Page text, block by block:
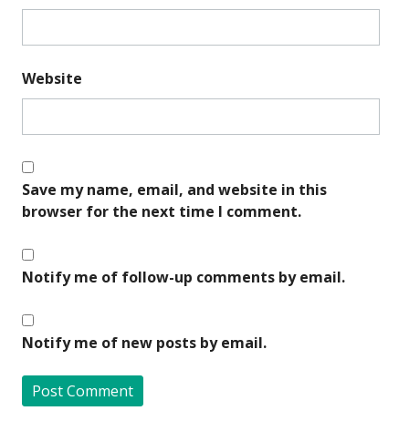
Website
Save my name, email, and website in this
browser for the next time I comment.
Notify me of follow-up comments by email.
Notify me of new posts by email.